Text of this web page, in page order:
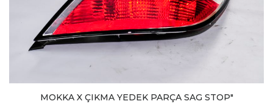
MOKKA X ÇIKMA YEDEK PARÇA SAG STOP"